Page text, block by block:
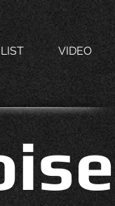
VIDEO